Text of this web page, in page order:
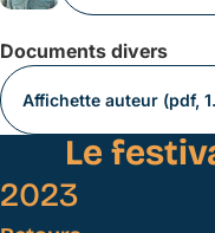
Documents divers
Affichette auteur (pdf,
Le
2023